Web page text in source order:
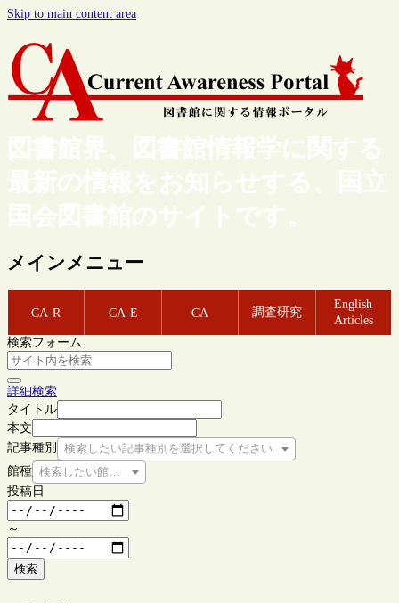
Skip to main content area
図書館界、図書館情報学に関する
最新の情報をお知らせする、国立
国会図書館のサイトです。
メインメニュー
CA-R CA-E CA 調査研究
English
Articles
検索フォーム
詳細検索
タイトル
本文
記事種別
検索したい記事種別を選択してください
館種 検索したい館種を選択してください
投稿日
～
検索